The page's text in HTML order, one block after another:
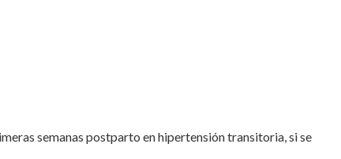
semanas postparto en hipertensión transitoria, si se